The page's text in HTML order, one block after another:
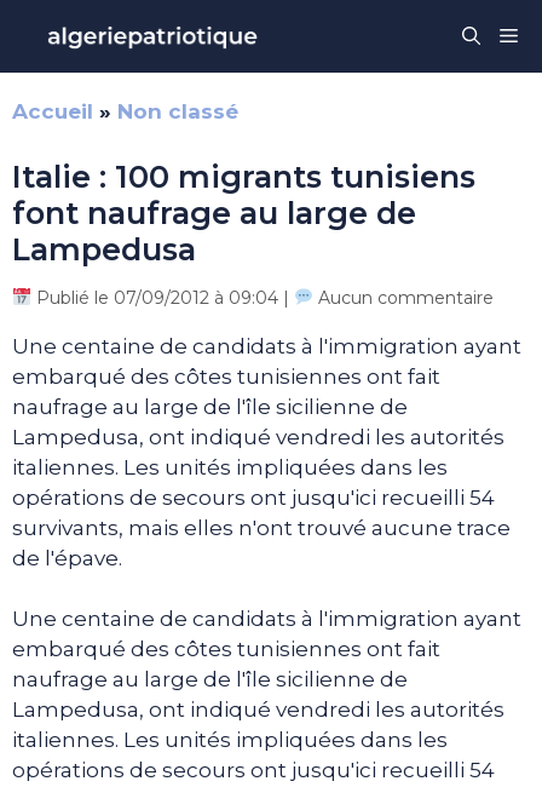
contenu
Accueil » Non classé
Italie : 100 migrants tunisiens
font naufrage au large de
Lampedusa
Publié le 07/09/2012 à 09:04 | Aucun commentaire
Une centaine de candidats à l'immigration ayant
embarqué des côtes tunisiennes ont fait
naufrage au large de l'île sicilienne de
Lampedusa, ont indiqué vendredi les autorités
italiennes. Les unités impliquées dans les
opérations de secours ont jusqu'ici recueilli 54
survivants, mais elles n'ont trouvé aucune trace
de l'épave.
Une centaine de candidats à l'immigration ayant
embarqué des côtes tunisiennes ont fait
naufrage au large de l'île sicilienne de
Lampedusa, ont indiqué vendredi les autorités
italiennes. Les unités impliquées dans les
opérations de secours ont jusqu'ici recueilli 54